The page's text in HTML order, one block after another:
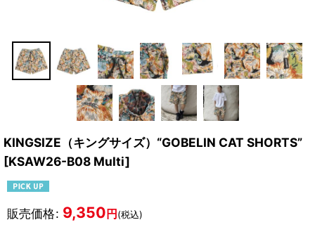
KINGSIZE（キングサイズ）“GOBELIN CAT SHORTS”
[KSAW26-B08 Multi]
販売価格: 9,350円(税込)